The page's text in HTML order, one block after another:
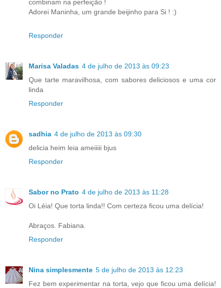
combinam na perfeição !
Adorei Maninha, um grande beijinho para Si ! :)
Responder
Marisa Valadas 4 de julho de 2013 às 09:23
Que tarte maravilhosa, com sabores deliciosos e uma cor
linda
Responder
sadhia 4 de julho de 2013 às 09:30
delicia heim leia ameiiiii bjus
Responder
Sabor no Prato 4 de julho de 2013 às 11:28
Oi Léia! Que torta linda!! Com certeza ficou uma delícia!
Abraços. Fabiana.
Responder
Nina simplesmente 5 de julho de 2013 às 12:23
Fez bem experimentar na torta, vejo que ficou uma delícia!